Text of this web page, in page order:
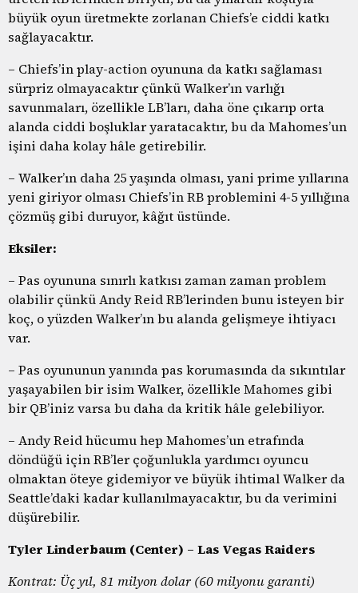
büyük oyun üretmekte zorlanan Chiefs’e ciddi katkı
sağlayacaktır.
– Chiefs’in play-action oyununa da katkı sağlaması
sürpriz olmayacaktır çünkü Walker’ın varlığı
savunmaları, özellikle LB’ları, daha öne çıkarıp orta
alanda ciddi boşluklar yaratacaktır, bu da Mahomes’un
işini daha kolay hâle getirebilir.
– Walker’ın daha 25 yaşında olması, yani prime yıllarına
yeni giriyor olması Chiefs’in RB problemini 4-5 yıllığına
çözmüş gibi duruyor, kâğıt üstünde.
Eksiler:
– Pas oyununa sınırlı katkısı zaman zaman problem
olabilir çünkü Andy Reid RB’lerinden bunu isteyen bir
koç, o yüzden Walker’ın bu alanda gelişmeye ihtiyacı
var.
– Pas oyununun yanında pas korumasında da sıkıntılar
yaşayabilen bir isim Walker, özellikle Mahomes gibi
bir QB’iniz varsa bu daha da kritik hâle gelebiliyor.
– Andy Reid hücumu hep Mahomes’un etrafında
döndüğü için RB’ler çoğunlukla yardımcı oyuncu
olmaktan öteye gidemiyor ve büyük ihtimal Walker da
Seattle’daki kadar kullanılmayacaktır, bu da verimini
düşürebilir.
Tyler Linderbaum (Center) – Las Vegas Raiders
Kontrat: Üç yıl, 81 milyon dolar (60 milyonu garanti)